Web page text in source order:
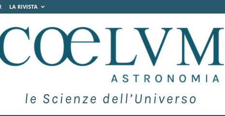
LA RIVISTA